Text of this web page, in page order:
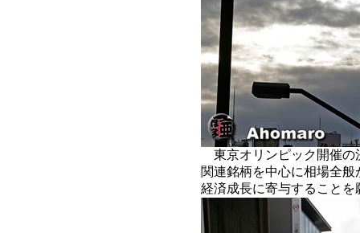
東京オリンピック開催の
関連銘柄を中心に相場全
経済成長に寄与することを